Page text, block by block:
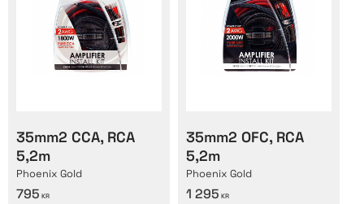
35mm2 CCA, RCA
5,2m
Phoenix Gold
795 KR
35mm2 OFC, RCA
5,2m
Phoenix Gold
1 295 KR